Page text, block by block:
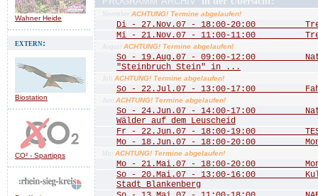
Wahner Heide
extern:
Biostation
CO² - Spartipps
November ACHTUNG! Termine abgelaufen!
Di - 27.Nov.07 - 18:00-20:00
Mi - 21.Nov.07 - 11:00-11:00
August ACHTUNG! Termine abgelaufen!
So - 19.Aug.07 - 09:00-12:00
"Steinbruch Stein" in ...
Juli ACHTUNG! Termine abgelaufen!
So - 22.Jul.07 - 13:00-17:00
Juni ACHTUNG! Termine abgelaufen!
So - 24.Jun.07 - 14:00-17:00
Wälder auf dem Leuscheid
Fr - 22.Jun.07 - 18:00-19:00 TEST
Mo - 18.Jun.07 - 18:00-20:00
Mai ACHTUNG! Termine abgelaufen!
Mo - 21.Mai.07 - 18:00-20:00
So - 20.Mai.07 - 13:00-16:00
Stadt Blankenberg